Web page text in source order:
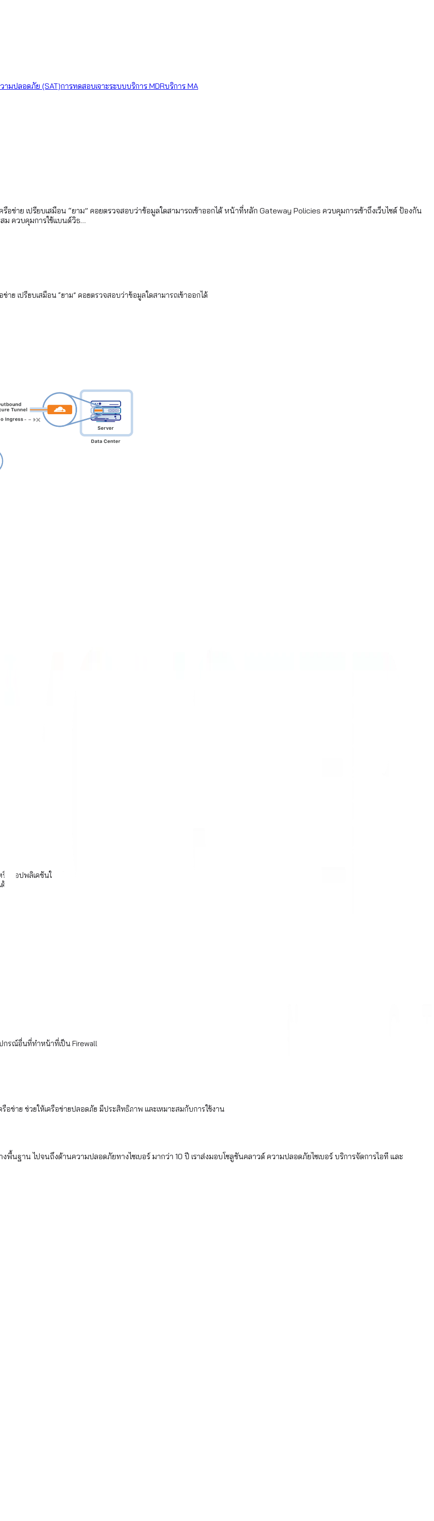
มปลอดภัย (SAT)การทดสอบเจาะระบบบริการ MDRบริการ MA
ข่าย เปรียบเสมือน “ยาม” คอยตรวจสอบว่าข้อมูลใดสามารถเข้าออกได้ หน้าที่หลัก Gateway Policies ควบคุมการเข้าถึงเว็บไซต์ ป้องกัน
สม ควบคุมการใช้แบนด์วิธ…
ย เปรียบเสมือน “ยาม” คอยตรวจสอบว่าข้อมูลใดสามารถเข้าออกได้
อแอปพลิเคชันใดได้
กรณ์อื่นที่ทำหน้าที่เป็น Firewall
อข่าย ช่วยให้เครือข่ายปลอดภัย มีประสิทธิภาพ และเหมาะสมกับการใช้งาน
นฐาน ไปจนถึงด้านความปลอดภัยทางไซเบอร์ มากว่า 10 ปี เราส่งมอบโซลูชันคลาวด์ ความปลอดภัยไซเบอร์ บริการจัดการไอที และ